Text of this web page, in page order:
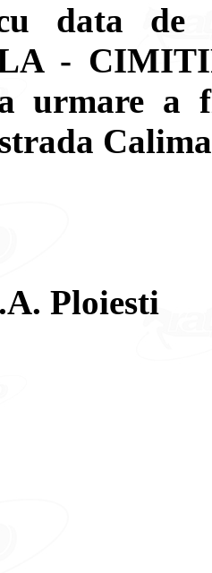
data de
-
urmare a
Ploiesti